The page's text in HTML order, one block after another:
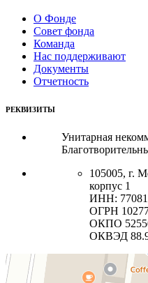
О Фонде
Совет фонда
Команда
Нас поддерживают
Документы
Отчетность
РЕКВИЗИТЫ
Унитарная
105005, г.
корпус 1
ИНН:
ОГРН
ОКПО
ОКВЭД